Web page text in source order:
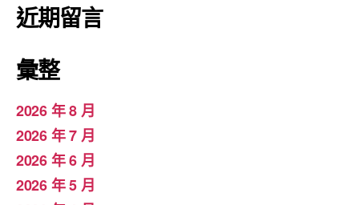
近期留言
彙整
2026 年 8 月
2026 年 7 月
2026 年 6 月
2026 年 5 月